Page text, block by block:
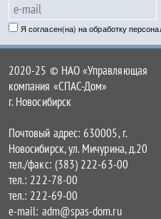
Я согласен(на) на обработку
2020-25 © НАО «Управляющая
компания «СПАС-Дом»
г. Новосибирск
Почтовый адрес: 630005, г.
Новосибирск, ул. Мичурина, д.20
тел./факс: (383) 222-63-00
тел.: 222-78-00
тел.: 222-69-00
e-mail: adm@spas-dom.ru